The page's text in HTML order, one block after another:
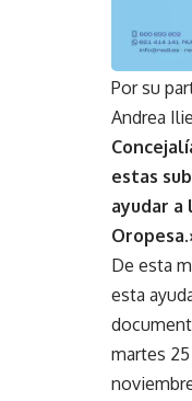
Por su
Andrea
estas
ayudar a
De esta
esta
martes